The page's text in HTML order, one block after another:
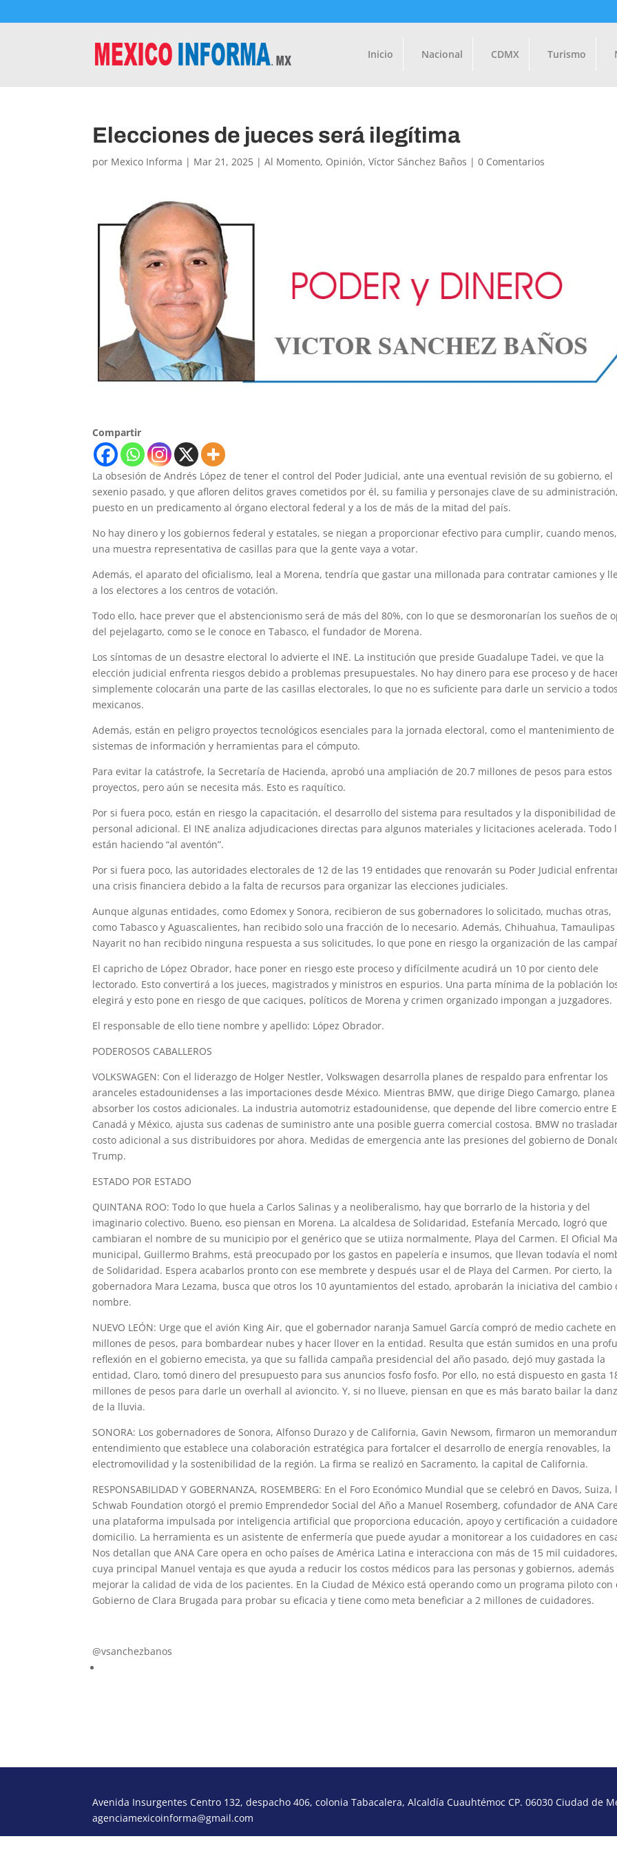
Inicio Nacional CDMX Turismo
Elecciones de jueces será ilegítima
por Mexico Informa | Mar 21, 2025 |Al Momento, Opinión,Víctor Sánchez Baños |0 Comentarios
Compartir
La obsesión de Andrés López de tener el control del Poder Judicial, ante una eventual revisión de su gobierno, el
sexenio pasado, y que afloren delitos graves cometidos por él, su familia y personajes clave de su
puesto en un predicamento al órgano electoral federal y a los de más de la mitad del país.
No hay dinero y los gobiernos federal y estatales, se niegan a proporcionar efectivo para cumplir, cuando
una muestra representativa de casillas para que la gente vaya a votar.
Además, el aparato del oficialismo, leal a Morena, tendría que gastar una millonada para contratar camiones y
a los electores a los centros de votación.
Todo ello, hace prever que el abstencionismo será de más del 80%, con lo que se desmoronarían los sueños de
del pejelagarto, como se le conoce en Tabasco, el fundador de Morena.
Los síntomas de un desastre electoral lo advierte el INE. La institución que preside Guadalupe Tadei, ve que la
elección judicial enfrenta riesgos debido a problemas presupuestales. No hay dinero para ese proceso y de
simplemente colocarán una parte de las casillas electorales, lo que no es suficiente para darle un servicio a
mexicanos.
Además, están en peligro proyectos tecnológicos esenciales para la jornada electoral, como el mantenimiento de
sistemas de información y herramientas para el cómputo.
Para evitar la catástrofe, la Secretaría de Hacienda, aprobó una ampliación de 20.7 millones de pesos para estos
proyectos, pero aún se necesita más. Esto es raquítico.
Por si fuera poco, están en riesgo la capacitación, el desarrollo del sistema para resultados y la disponibilidad de
personal adicional. El INE analiza adjudicaciones directas para algunos materiales y licitaciones acelerada. Todo
están haciendo “al aventón”.
Por si fuera poco, las autoridades electorales de 12 de las 19 entidades que renovarán su Poder Judicial
una crisis financiera debido a la falta de recursos para organizar las elecciones judiciales.
Aunque algunas entidades, como Edomex y Sonora, recibieron de sus gobernadores lo solicitado, muchas otras,
como Tabasco y Aguascalientes, han recibido solo una fracción de lo necesario. Además, Chihuahua, Tamaulipas
Nayarit no han recibido ninguna respuesta a sus solicitudes, lo que pone en riesgo la organización de las
El capricho de López Obrador, hace poner en riesgo este proceso y difícilmente acudirá un 10 por ciento dele
lectorado. Esto convertirá a los jueces, magistrados y ministros en espurios. Una parta mínima de la población
elegirá y esto pone en riesgo de que caciques, políticos de Morena y crimen organizado impongan a juzgadores.
El responsable de ello tiene nombre y apellido: López Obrador.
PODEROSOS CABALLEROS
VOLKSWAGEN: Con el liderazgo de Holger Nestler, Volkswagen desarrolla planes de respaldo para enfrentar los
aranceles estadounidenses a las importaciones desde México. Mientras BMW, que dirige Diego Camargo, planea
absorber los costos adicionales. La industria automotriz estadounidense, que depende del libre comercio entre
Canadá y México, ajusta sus cadenas de suministro ante una posible guerra comercial costosa. BMW no
costo adicional a sus distribuidores por ahora. Medidas de emergencia ante las presiones del gobierno de
Trump.
ESTADO POR ESTADO
QUINTANA ROO: Todo lo que huela a Carlos Salinas y a neoliberalismo, hay que borrarlo de la historia y del
imaginario colectivo. Bueno, eso piensan en Morena. La alcaldesa de Solidaridad, Estefanía Mercado, logró que
cambiaran el nombre de su municipio por el genérico que se utiiza normalmente, Playa del Carmen. El Oficial
municipal, Guillermo Brahms, está preocupado por los gastos en papelería e insumos, que llevan todavía el
de Solidaridad. Espera acabarlos pronto con ese membrete y después usar el de Playa del Carmen. Por cierto, la
gobernadora Mara Lezama, busca que otros los 10 ayuntamientos del estado, aprobarán la iniciativa del cambio
nombre.
NUEVO LEÓN: Urge que el avión King Air, que el gobernador naranja Samuel García compró de medio cachete
millones de pesos, para bombardear nubes y hacer llover en la entidad. Resulta que están sumidos en una
reflexión en el gobierno emecista, ya que su fallida campaña presidencial del año pasado, dejó muy gastada la
entidad, Claro, tomó dinero del presupuesto para sus anuncios fosfo fosfo. Por ello, no está dispuesto en gasta
millones de pesos para darle un overhall al avioncito. Y, si no llueve, piensan en que es más barato bailar la
de la lluvia.
SONORA: Los gobernadores de Sonora, Alfonso Durazo y de California, Gavin Newsom, firmaron un
entendimiento que establece una colaboración estratégica para fortalcer el desarrollo de energía renovables, la
electromovilidad y la sostenibilidad de la región. La firma se realizó en Sacramento, la capital de California.
RESPONSABILIDAD Y GOBERNANZA, ROSEMBERG: En el Foro Económico Mundial que se celebró en Davos, Suiza,
Schwab Foundation otorgó el premio Emprendedor Social del Año a Manuel Rosemberg, cofundador de ANA
una plataforma impulsada por inteligencia artificial que proporciona educación, apoyo y certificación a
domicilio. La herramienta es un asistente de enfermería que puede ayudar a monitorear a los cuidadores en
Nos detallan que ANA Care opera en ocho países de América Latina e interacciona con más de 15 mil cuidadores,
cuya principal Manuel ventaja es que ayuda a reducir los costos médicos para las personas y gobiernos, además
mejorar la calidad de vida de los pacientes. En la Ciudad de México está operando como un programa piloto con
Gobierno de Clara Brugada para probar su eficacia y tiene como meta beneficiar a 2 millones de cuidadores.
@vsanchezbanos
Avenida Insurgentes Centro 132, despacho 406, colonia Tabacalera, Alcaldía Cuauhtémoc CP. 06030 Ciudad de
agenciamexicoinforma@gmail.com